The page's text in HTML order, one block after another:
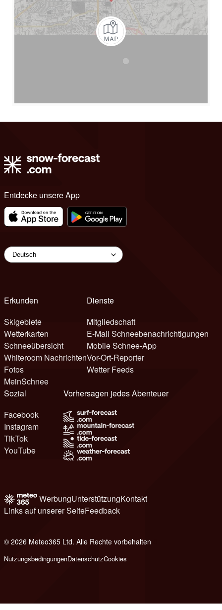
Entdecke unsere App
Erkunden
Skigebiete
Wetterkarten
Schneeübersicht
Whiteroom Nachrichten
Fotos
MeinSchnee
Dienste
Mitgliedschaft
E-Mail Schneebenachrichtigungen
Mobile Schnee-App
Vor-Ort-Reporter
Wetter Feeds
Sozial
Facebook
Instagram
TikTok
YouTube
Vorhersagen jedes Abenteuer
WerbungUnterstützungKontakt
Links auf unserer SeiteFeedback
© 2026 Meteo365 Ltd. Alle Rechte vorbehalten
NutzungsbedingungenDatenschutzCookies